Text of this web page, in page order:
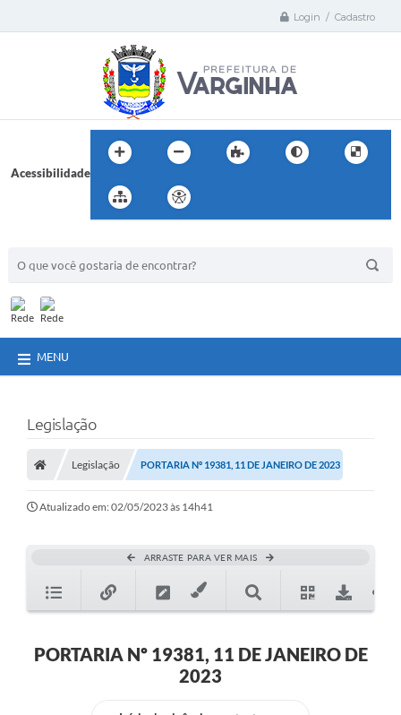
Login / Cadastro
Acessibilidade
MENU
Legislação
Legislação PORTARIA Nº 19381, 11 DE JANEIRO DE 2023
Atualizado em: 02/05/2023 às 14h41
ARRASTE PARA VER MAIS
PORTARIA Nº 19381, 11 DE JANEIRO DE
2023